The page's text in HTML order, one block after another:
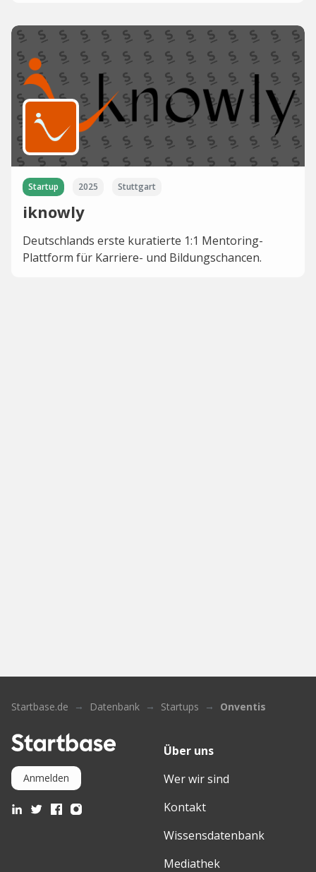
Startup 2025 Stuttgart
iknowly
Deutschlands erste kuratierte 1:1 Mentoring-
Plattform für Karriere- und Bildungschancen.
Startbase.de Datenbank Startups Onventis
Anmelden
Über uns
Wer wir sind
Kontakt
Wissensdatenbank
Mediathek